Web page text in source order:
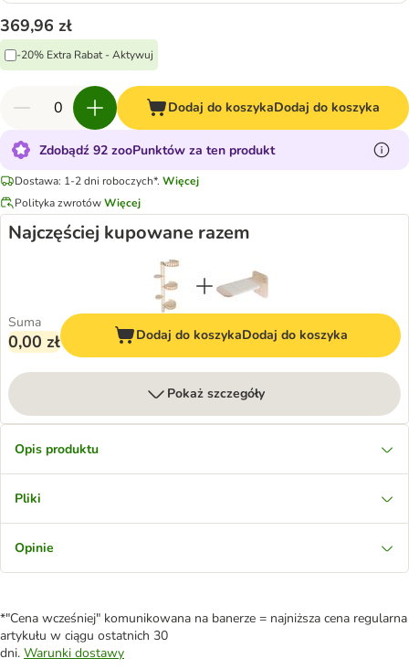
369,96 zł
-20% Extra Rabat - Aktywuj
Dodaj do koszykaDodaj do koszyka
Zdobądź 92 zooPunktów za ten produkt
Dostawa: 1-2 dni roboczych*. Więcej
Polityka zwrotówWięcej
Najczęściej kupowane razem
Suma
0,00 zł Dodaj do koszykaDodaj do koszyka
Pokaż szczegóły
Opis produktu
Pliki
Opinie
*"Cena wcześniej" komunikowana na banerze = najniższa cena regularna
artykułu w ciągu ostatnich 30
dni. Warunki dostawy